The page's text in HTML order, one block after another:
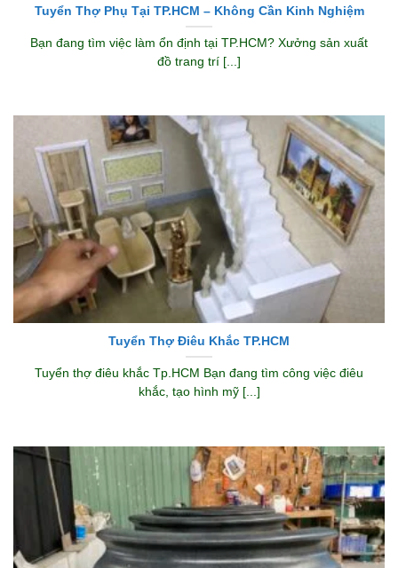
Tuyển Thợ Phụ Tại TP.HCM – Không Cần Kinh Nghiệm
Bạn đang tìm việc làm ổn định tại TP.HCM? Xưởng sản xuất
đồ trang trí [...]
Tuyển Thợ Điêu Khắc TP.HCM
Tuyển thợ điêu khắc Tp.HCM Bạn đang tìm công việc điêu
khắc, tạo hình mỹ [...]